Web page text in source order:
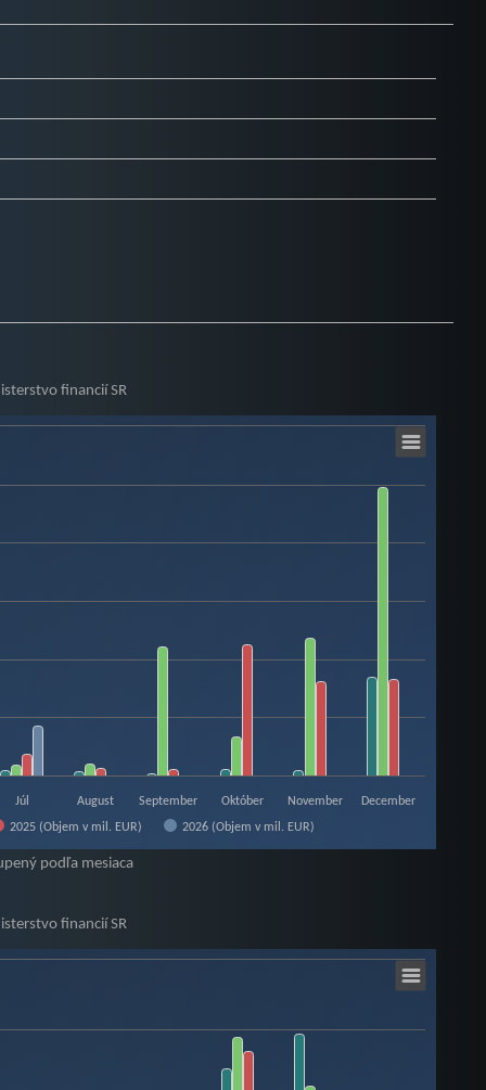
financií SR
2025 (Objem v mil. EUR) 2026 (Objem v mil. EUR)
Júl August September Október November December
podľa mesiaca
financií SR